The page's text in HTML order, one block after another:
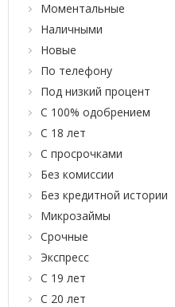
Моментальные
Наличными
Новые
По телефону
Под низкий процент
С 100% одобрением
С 18 лет
С просрочками
Без комиссии
Без кредитной истории
Микрозаймы
Срочные
Экспресс
С 19 лет
С 20 лет